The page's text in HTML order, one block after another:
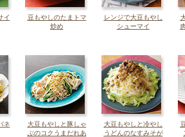
イ
豆もやしのたまトマ
炒め
レンジで大豆もやし
シューマイ
ネ
大豆もやしと豚しゃ
ぶのコクうまだれあ
大豆もやしと冷やし
うどんのなすみそが